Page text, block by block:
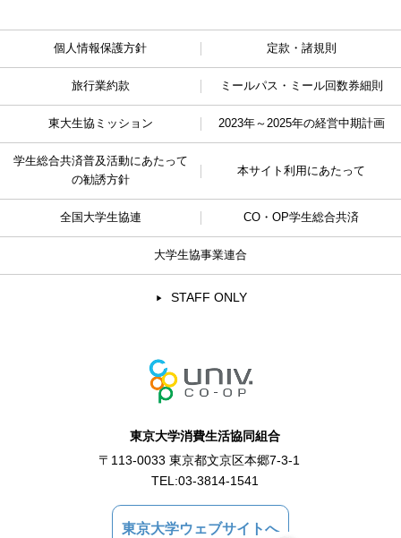
個人情報保護方針 定款・諸規則
旅行業約款 ミールパス・ミール回数券細則
東大生協ミッション 2023年～2025年の経営中期計画
学生総合共済普及活動にあたって
の勧誘方針
本サイト利用にあたって
全国大学生協連 CO・OP学生総合共済
大学生協事業連合
STAFF ONLY
東京大学消費生活協同組合
〒113-0033 東京都文京区本郷7-3-1
TEL:03-3814-1541
東京大学ウェブサイトへ